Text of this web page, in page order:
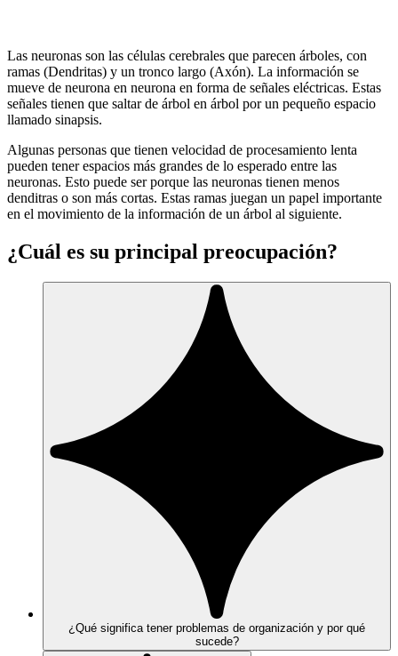
Las neuronas son las células cerebrales que parecen árboles, con
ramas (Dendritas) y un tronco largo (Axón). La información se
mueve de neurona en neurona en forma de señales eléctricas. Estas
señales tienen que saltar de árbol en árbol por un pequeño espacio
llamado sinapsis.
Algunas personas que tienen velocidad de procesamiento lenta
pueden tener espacios más grandes de lo esperado entre las
neuronas. Esto puede ser porque las neuronas tienen menos
denditras o son más cortas. Estas ramas juegan un papel importante
en el movimiento de la información de un árbol al siguiente.
¿Cuál es su principal preocupación?
¿Qué significa tener problemas de organización y por qué
sucede?